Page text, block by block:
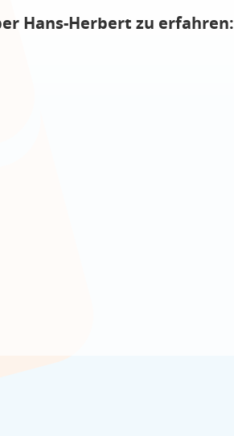
Hans-Herbert zu erfahren: